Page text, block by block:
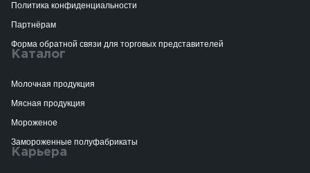
Политика конфиденциальности
Партнёрам
Форма обратной связи для торговых представителей
Каталог
Молочная продукция
Мясная продукция
Мороженое
Замороженные полуфабрикаты
Карьера